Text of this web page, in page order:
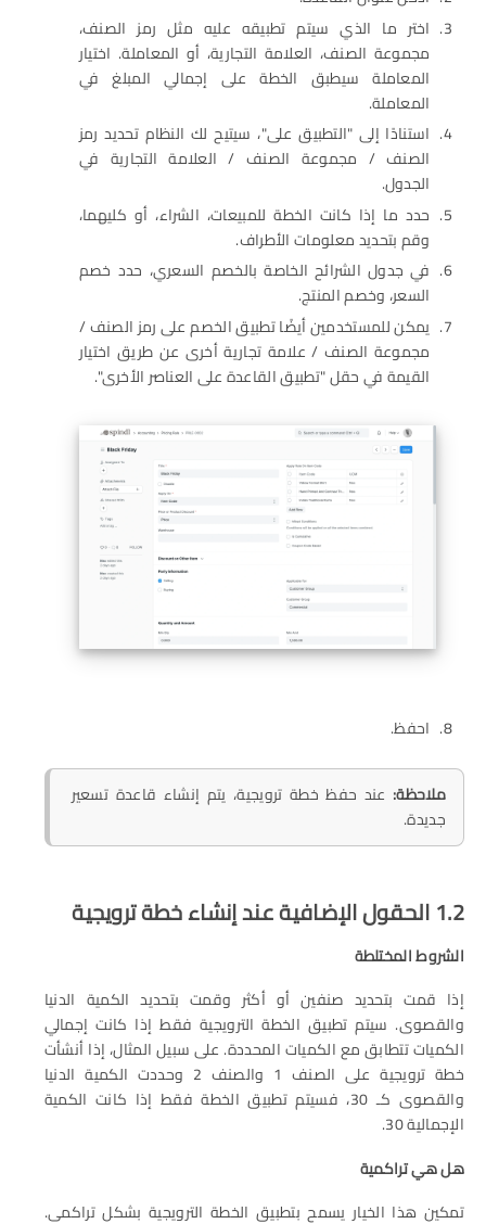
اختر ما الذي سيتم تطبيقه عليه مثل رمز الصنف،
مجموعة الصنف، العلامة التجارية، أو المعاملة. اختيار
المعاملة سيطبق الخطة على إجمالي المبلغ في
المعاملة.
استنادًا إلى "التطبيق على"، سيتيح لك النظام تحديد رمز
الصنف / مجموعة الصنف / العلامة التجارية في
الجدول.
حدد ما إذا كانت الخطة للمبيعات، الشراء، أو كليهما،
وقم بتحديد معلومات الأطراف.
في جدول الشرائح الخاصة بالخصم السعري، حدد خصم
السعر، وخصم المنتج.
يمكن للمستخدمين أيضًا تطبيق الخصم على رمز الصنف /
مجموعة الصنف / علامة تجارية أخرى عن طريق اختيار
القيمة في حقل "تطبيق القاعدة على العناصر الأخرى".
احفظ.
ملاحظة: عند حفظ خطة ترويجية، يتم إنشاء قاعدة تسعير
جديدة.
1.2 الحقول الإضافية عند إنشاء خطة ترويجية
الشروط المختلطة
إذا قمت بتحديد صنفين أو أكثر وقمت بتحديد الكمية الدنيا
والقصوى. سيتم تطبيق الخطة الترويجية فقط إذا كانت إجمالي
الكميات تتطابق مع الكميات المحددة. على سبيل المثال، إذا أنشأت
خطة ترويجية على الصنف 1 والصنف 2 وحددت الكمية الدنيا
والقصوى كـ 30، فسيتم تطبيق الخطة فقط إذا كانت الكمية
الإجمالية 30.
هل هي تراكمية
تمكين هذا الخيار يسمح بتطبيق الخطة الترويجية بشكل تراكمى.